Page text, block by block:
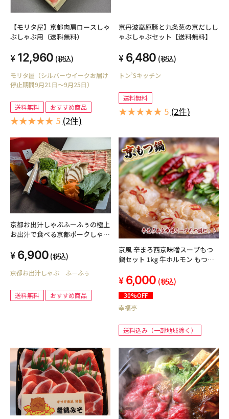
【モリタ屋】京都肉肩ロースしゃ
ぶしゃぶ用（送料無料）
12,960 (税込)
モリタ屋（シルバーウイークお届け
停止期間9月21日～9月25日）
送料無料 おすすめ商品
★★★★★ 5 (2件)
京丹波高原豚と九条葱の京だしし
ゃぶしゃぶセット【送料無料】
6,480 (税込)
トン’Sキッチン
送料無料
★★★★★ 5 (2件)
京都お出汁しゃぶふーふぅの極上
お出汁で食べる京都ポークしゃぶ
6,900 (税込)
京都お出汁しゃぶ ふ―ふぅ
送料無料 おすすめ商品
京風 辛まろ西京味噌スープもつ
鍋セット 1kg 牛ホルモン もつ鍋
き 6,000 (税込)
30%OFF
幸福亭
送料込み（一部地域除く）